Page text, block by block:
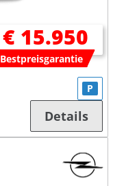
€ 15.950
Bestpreisgarantie
P
Details